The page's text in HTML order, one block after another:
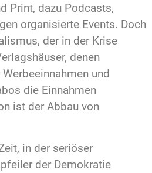
Print, dazu Podcasts,
organisierte Events. Doch
der in der Krise
denen
und
die Einnahmen
ist der Abbau von
in der seriöser
der Demokratie